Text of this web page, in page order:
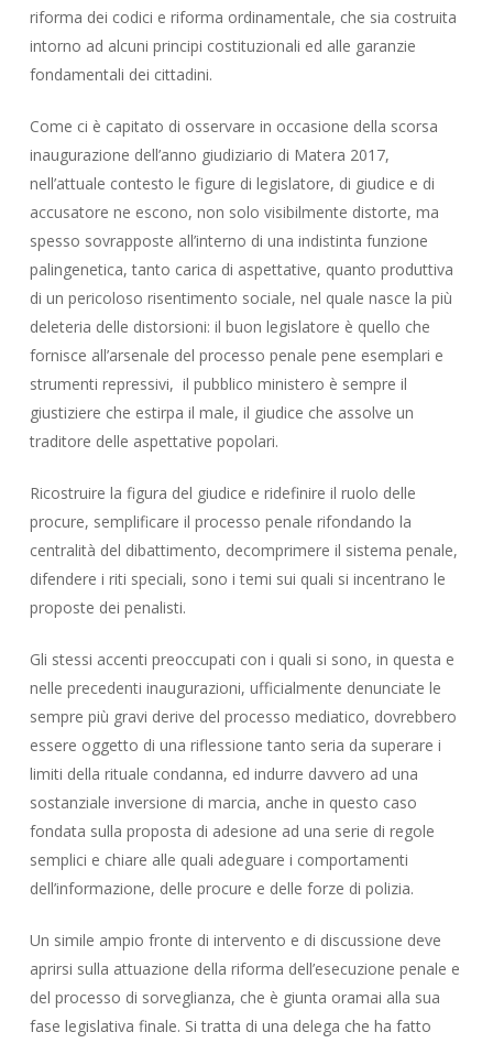
riforma dei codici e riforma ordinamentale, che sia costruita
intorno ad alcuni principi costituzionali ed alle garanzie
fondamentali dei cittadini.
Come ci è capitato di osservare in occasione della scorsa
inaugurazione dell’anno giudiziario di Matera 2017,
nell’attuale contesto le figure di legislatore, di giudice e di
accusatore ne escono, non solo visibilmente distorte, ma
spesso sovrapposte all’interno di una indistinta funzione
palingenetica, tanto carica di aspettative, quanto produttiva
di un pericoloso risentimento sociale, nel quale nasce la più
deleteria delle distorsioni: il buon legislatore è quello che
fornisce all’arsenale del processo penale pene esemplari e
strumenti repressivi, il pubblico ministero è sempre il
giustiziere che estirpa il male, il giudice che assolve un
traditore delle aspettative popolari.
Ricostruire la figura del giudice e ridefinire il ruolo delle
procure, semplificare il processo penale rifondando la
centralità del dibattimento, decomprimere il sistema penale,
difendere i riti speciali, sono i temi sui quali si incentrano le
proposte dei penalisti.
Gli stessi accenti preoccupati con i quali si sono, in questa e
nelle precedenti inaugurazioni, ufficialmente denunciate le
sempre più gravi derive del processo mediatico, dovrebbero
essere oggetto di una riflessione tanto seria da superare i
limiti della rituale condanna, ed indurre davvero ad una
sostanziale inversione di marcia, anche in questo caso
fondata sulla proposta di adesione ad una serie di regole
semplici e chiare alle quali adeguare i comportamenti
dell’informazione, delle procure e delle forze di polizia.
Un simile ampio fronte di intervento e di discussione deve
aprirsi sulla attuazione della riforma dell’esecuzione penale e
del processo di sorveglianza, che è giunta oramai alla sua
fase legislativa finale. Si tratta di una delega che ha fatto